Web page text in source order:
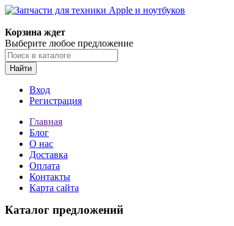
Корзина ждет
Выберите любое предложение
Найти
Вход
Регистрация
Главная
Блог
О нас
Доставка
Оплата
Контакты
Карта сайта
Каталог предложений